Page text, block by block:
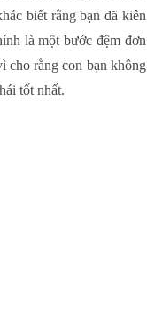
biết rằng bạn đã kiên
là một bước đệm đơn
cho rằng con bạn không
tốt nhất.